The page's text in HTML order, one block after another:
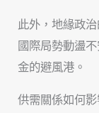
此外，地緣政
國際局勢動盪不
金的避風港。
供需關係如何